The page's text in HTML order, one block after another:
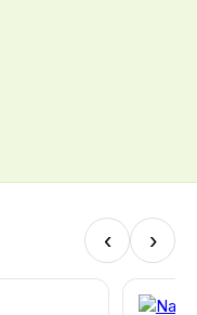
‹ ›